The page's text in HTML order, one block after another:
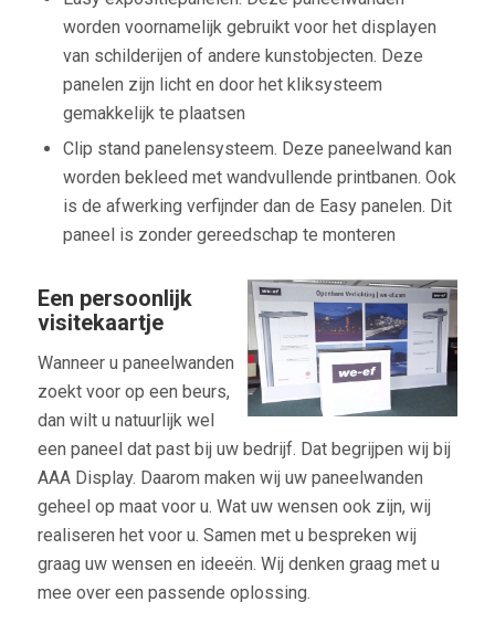
worden voornamelijk gebruikt voor het displayen
van schilderijen of andere kunstobjecten. Deze
panelen zijn licht en door het kliksysteem
gemakkelijk te plaatsen
Clip stand panelensysteem. Deze paneelwand kan
worden bekleed met wandvullende printbanen. Ook
is de afwerking verfijnder dan de Easy panelen. Dit
paneel is zonder gereedschap te monteren
Een persoonlijk
visitekaartje
Wanneer u paneelwanden
zoekt voor op een beurs,
dan wilt u natuurlijk wel
een paneel dat past bij uw bedrijf. Dat begrijpen wij bij
AAA Display. Daarom maken wij uw paneelwanden
geheel op maat voor u. Wat uw wensen ook zijn, wij
realiseren het voor u. Samen met u bespreken wij
graag uw wensen en ideeën. Wij denken graag met u
mee over een passende oplossing.